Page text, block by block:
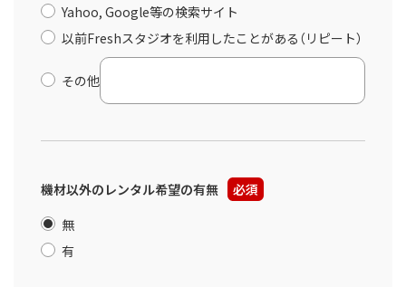
Yahoo, Google等の検索サイト
以前Freshスタジオを利用したことがある（リピート）
その他
機材以外のレンタル希望の有無
必須
無
有